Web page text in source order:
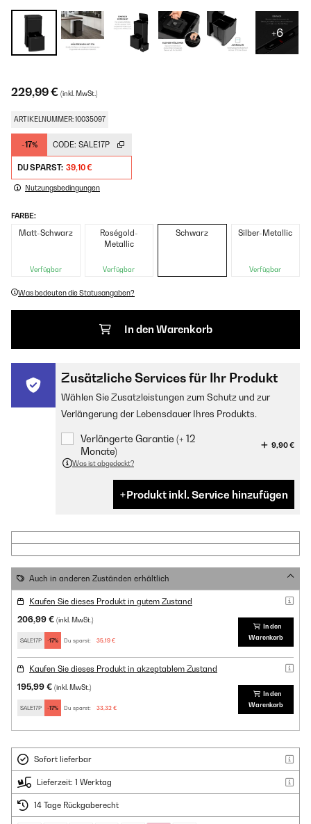
+6
229,99 € (inkl. MwSt.)
ARTIKELNUMMER: 10035097
-17% CODE: SALE17P
DU SPARST: 39,10 €
Nutzungsbedingungen
FARBE:
Matt-Schwarz
Verfügbar
Roségold-
Metallic
Verfügbar
Schwarz Silber-Metallic
Verfügbar
Was bedeuten die Statusangaben?
In den Warenkorb
Zusätzliche Services für Ihr Produkt
Wählen Sie Zusatzleistungen zum Schutz und zur
Verlängerung der Lebensdauer Ihres Produkts.
Verlängerte Garantie (+ 12
Monate)
9,90 €
Was ist abgedeckt?
Produkt inkl. Service hinzufügen
Auch in anderen Zuständen erhältlich
Kaufen Sie dieses Produkt in gutem Zustand
206,99 € (inkl. MwSt.)
SALE17P -17% Du sparst: 35,19 €
In den
Warenkorb
Kaufen Sie dieses Produkt in akzeptablem Zustand
195,99 € (inkl. MwSt.)
SALE17P -17% Du sparst: 33,32 €
In den
Warenkorb
Sofort lieferbar
Lieferzeit: 1 Werktag
14 Tage Rückgaberecht